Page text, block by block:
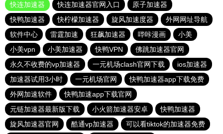
快连加速器
快连加速器官网入口
原子加速器
快鸭加速器
快柠檬加速器 旋风加速度器
外网网址导航
软件中心
雷霆加速 狂飙加速器 哔咔漫画
小美
小美vpn
小美加速器 快鸭VPN
佛跳加速器官网
永久不收费的vp加速器
一元机场clash官网下载
ios加速器
加速器试用3小时
一元机场官网
快鸭加速器app下载免费
外网加速软件
快鸭加速app下载官网
元链加速器最新版下载
小火箭加速器安卓
快鸭加速器
旋风加速器官网
酷通vp加速器 可以看tiktok的加速器免费